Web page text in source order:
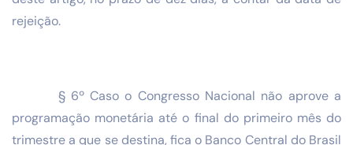
rejeição.
§ 6º Caso o Congresso Nacional não aprove a
programação monetária até o final do primeiro mês do
trimestre a que se destina, fica o Banco Central do Brasil